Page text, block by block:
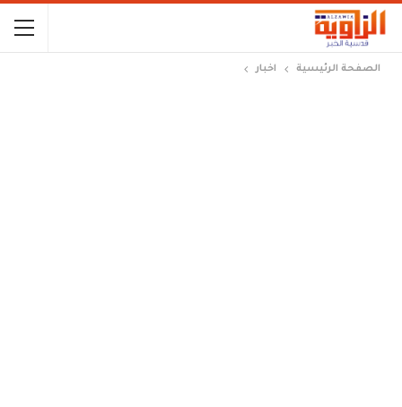
الصفحة الرئيسية اخبار